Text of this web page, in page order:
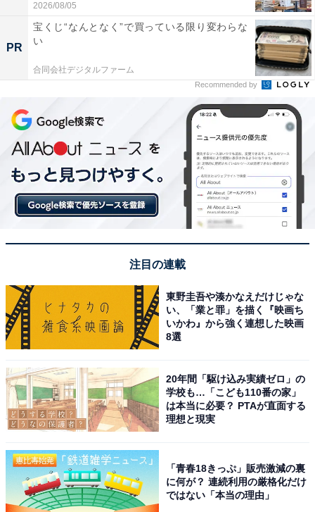
2026/08/05
PR
宝くじ“なんとなく”で買っている限り変わらな
い
合同会社デジタルファーム
Recommended by
注目の連載
東野圭吾や湊かなえだけじゃな
い、「業と罪」を描く『映画ち
いかわ』から強く連想した映画
8選
20年間「駆け込み実績ゼロ」の
学校も…「こども110番の家」
は本当に必要？ PTAが直面する
理想と現実
「青春18きっぷ」販売激減の裏
に何が？ 連続利用の厳格化だけ
ではない「本当の理由」